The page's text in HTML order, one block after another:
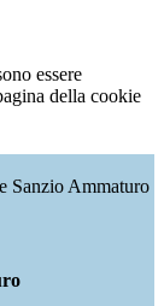
essere
della cookie
Sanzio Ammaturo